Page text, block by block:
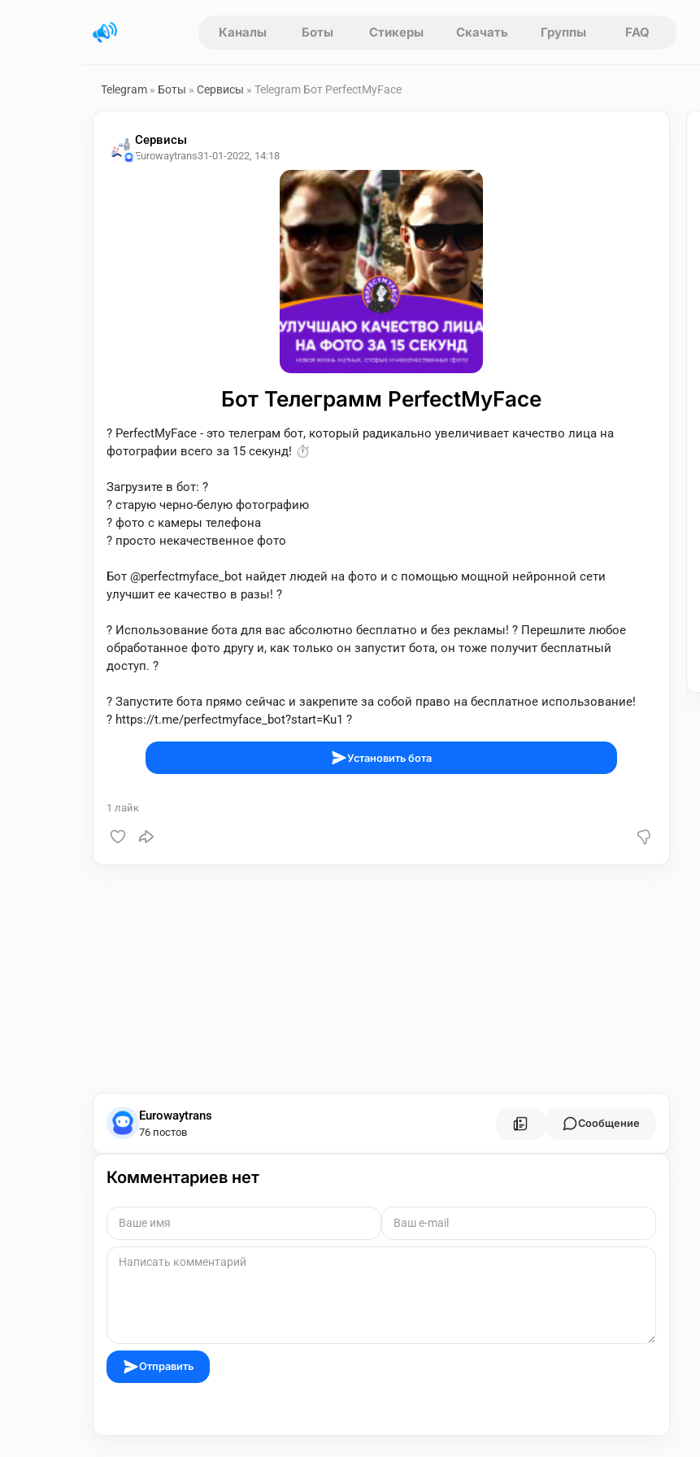
Каналы Боты Стикеры Скачать Группы FAQ
Telegram » Боты » Сервисы » Telegram Бот PerfectMyFace
Сервисы
Eurowaytrans31-01-2022, 14:18
Бот Телеграмм PerfectMyFace
? PerfectMyFace - это телеграм бот, который радикально увеличивает качество лица на
фотографии всего за 15 секунд! ⏱
Загрузите в бот: ?
? старую черно-белую фотографию
? фото с камеры телефона
? просто некачественное фото
Бот @perfectmyface_bot найдет людей на фото и с помощью мощной нейронной сети
улучшит ее качество в разы! ?
? Использование бота для вас абсолютно бесплатно и без рекламы! ? Перешлите любое
обработанное фото другу и, как только он запустит бота, он тоже получит бесплатный
доступ. ?
? Запустите бота прямо сейчас и закрепите за собой право на бесплатное использование!
? https://t.me/perfectmyface_bot?start=Ku1 ?
Установить бота
1 лайк
Eurowaytrans
76 постов
Сообщение
Комментариев нет
Отправить